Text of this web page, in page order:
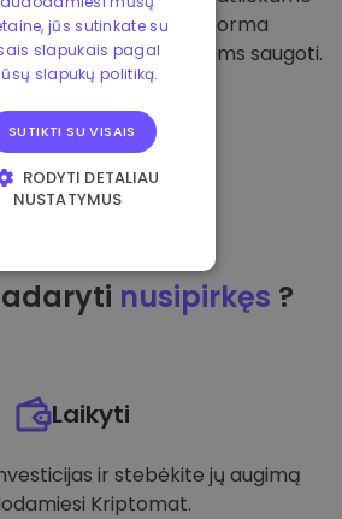
šio požiūrio mūsų platforma
ir kitoms kriptovaliutoms saugoti.
nusipirkęs ?
Laikyti
ir stebėkite jų augimą
Kriptomat.
jūs sutinkate su
slapukais pagal
slapukų politiką.
SUTIKTI SU VISAIS
RODYTI DETALIAU
NUSTATYMUS
VEIKIMĄ GERINANTYS